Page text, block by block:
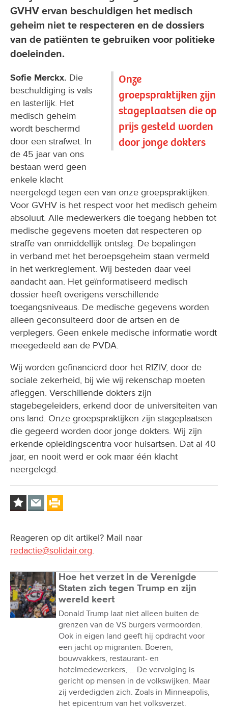
GVHV ervan beschuldigen het medisch
geheim niet te respecteren en de dossiers
van de patiënten te gebruiken voor politieke
doeleinden.
Onze
groepspraktijken zijn
stageplaatsen die op
prijs gesteld worden
door jonge dokters
Sofie Merckx. Die
beschuldiging is vals
en lasterlijk. Het
medisch geheim
wordt beschermd
door een strafwet. In
de 45 jaar van ons
bestaan werd geen
enkele klacht
neergelegd tegen een van onze groepspraktijken.
Voor GVHV is het respect voor het medisch geheim
absoluut. Alle medewerkers die toegang hebben tot
medische gegevens moeten dat respecteren op
straffe van onmiddellijk ontslag. De bepalingen
in verband met het beroepsgeheim staan vermeld
in het werkreglement. Wij besteden daar veel
aandacht aan. Het geïnformatiseerd medisch
dossier heeft overigens verschillende
toegangsniveaus. De medische gegevens worden
alleen geconsulteerd door de artsen en de
verplegers. Geen enkele medische informatie wordt
meegedeeld aan de PVDA.
Wij worden gefinancierd door het RIZIV, door de
sociale zekerheid, bij wie wij rekenschap moeten
afleggen. Verschillende dokters zijn
stagebegeleiders, erkend door de universiteiten van
ons land. Onze groepspraktijken zijn stageplaatsen
die gegeerd worden door jonge dokters. Wij zijn
erkende opleidingscentra voor huisartsen. Dat al 40
jaar, en nooit werd er ook maar één klacht
neergelegd.
Reageren op dit artikel? Mail naar
redactie@solidair.org.
Hoe het verzet in de Verenigde
Staten zich tegen Trump en zijn
wereld keert
Donald Trump laat niet alleen buiten de
grenzen van de VS burgers vermoorden.
Ook in eigen land geeft hij opdracht voor
een jacht op migranten. Boeren,
bouwvakkers, restaurant- en
hotelmedewerkers, … De vervolging is
gericht op mensen in de volkswijken. Maar
zij verdedigden zich. Zoals in Minneapolis,
het epicentrum van het volksverzet.